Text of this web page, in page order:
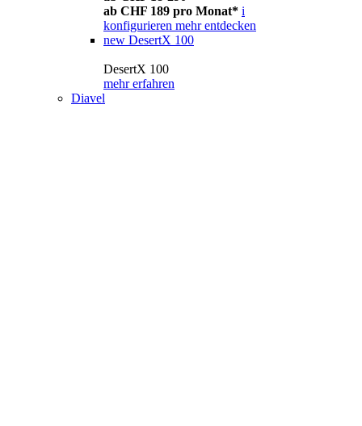
ab CHF 189 pro Monat* i
konfigurieren mehr entdecken
new DesertX 100
DesertX 100
mehr erfahren
Diavel